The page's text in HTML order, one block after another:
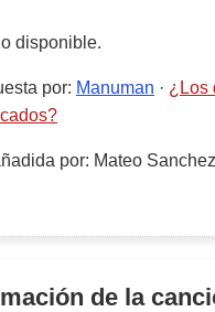
disponible.
por: Manuman · ¿Los
por: Mateo Sanchez
de la